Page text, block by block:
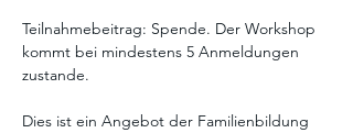
Teilnahmebeitrag: Spende. Der Workshop
kommt bei mindestens 5 Anmeldungen
zustande.
Dies ist ein Angebot der Familienbildung